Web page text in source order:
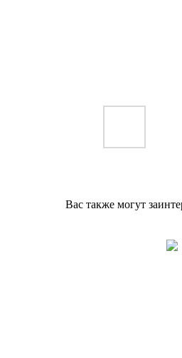
Вас также могут